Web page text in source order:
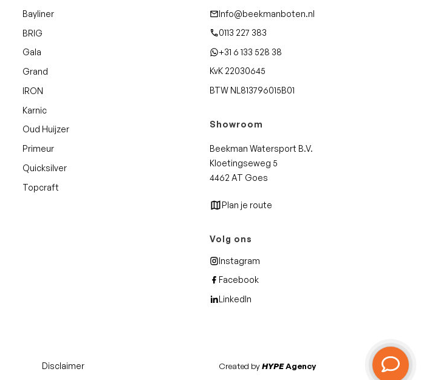
Bayliner
BRIG
Gala
Grand
IRON
Karnic
Oud Huijzer
Primeur
Quicksilver
Topcraft
Info@beekmanboten.nl
0113 227 383
+31 6 133 528 38
KvK 22030645
BTW NL813796015B01
Showroom
Beekman Watersport B.V.
Kloetingseweg 5
4462 AT Goes
Plan je route
Volg ons
Instagram
Facebook
LinkedIn
Disclaimer Created byHYPEAgency